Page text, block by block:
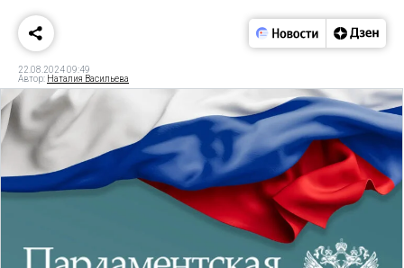
22.08.2024 09:49
Автор: Наталия Васильева